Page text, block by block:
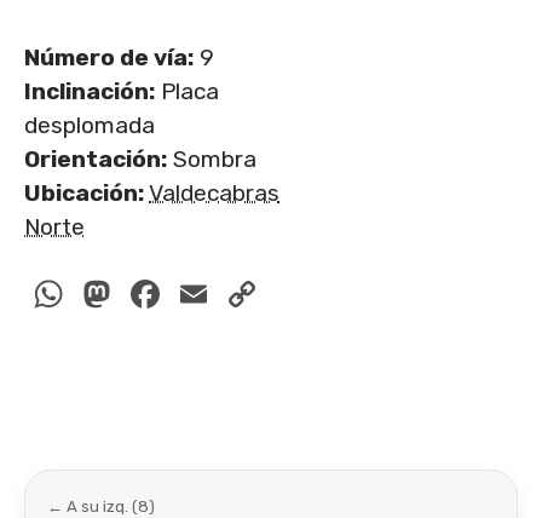
Número de vía: 9
Inclinación: Placa
desplomada
Orientación: Sombra
Ubicación:Valdecabras
Norte
WhatsApp
Mastodon
Facebook
Email
← A su izq. (8)